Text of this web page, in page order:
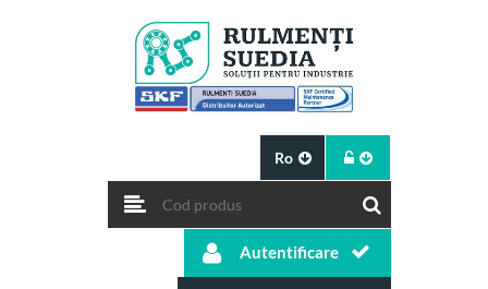
Ro
Autentificare